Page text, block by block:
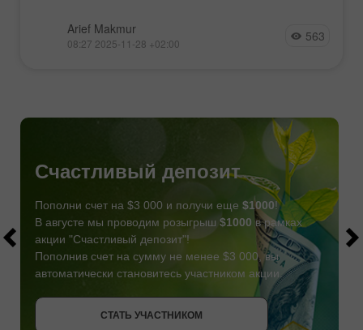
Arief Makmur
08:27 2025-11-28 +02:00 563
СТАТЬ УЧАСТНИКОМ
Счастливый депозит
Пополни счет на $3 000 и получи еще $1000!
В августе мы проводим розыгрыш $1000 в рамках
акции "Счастливый депозит"!
Пополнив счет на сумму не менее $3 000, вы
автоматически становитесь участником акции.
СТАТЬ УЧАСТНИКОМ
ПОЛУЧИТЬ БОНУС